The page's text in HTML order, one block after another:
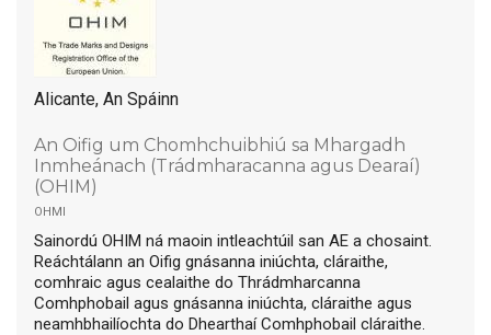
Alicante, An Spáinn
An Oifig um Chomhchuibhiú sa Mhargadh
Inmheánach (Trádmharacanna agus Dearaí)
(OHIM)
ohmi
Sainordú OHIM ná maoin intleachtúil san AE a chosaint.
Reáchtálann an Oifig gnásanna iniúchta, cláraithe,
comhraic agus cealaithe do Thrádmharcanna
Comhphobail agus gnásanna iniúchta, cláraithe agus
neamhbhailíochta do Dhearthaí Comhphobail cláraithe.